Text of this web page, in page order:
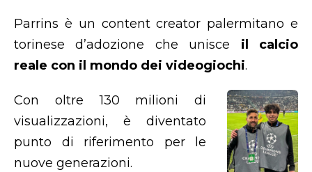
Parrins è un content creator palermitano e
torinese d’adozione che unisce il calcio
reale con il mondo dei videogiochi.
Con oltre 130 milioni di
visualizzazioni, è diventato
punto di riferimento per le
nuove generazioni.